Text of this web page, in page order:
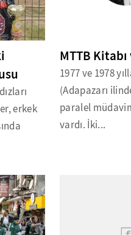
erkek
MTTB
1977 ve 1978
(Adapazarı
paralel
vardı. İki...